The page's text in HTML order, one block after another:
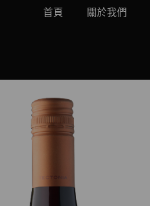
首頁 關於我們